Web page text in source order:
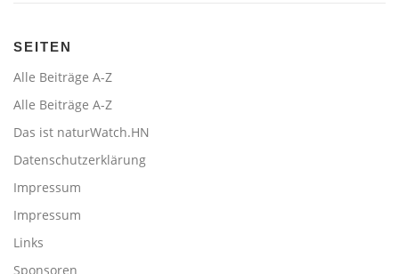
SEITEN
Alle Beiträge A-Z
Alle Beiträge A-Z
Das ist naturWatch.HN
Datenschutzerklärung
Impressum
Impressum
Links
Sponsoren